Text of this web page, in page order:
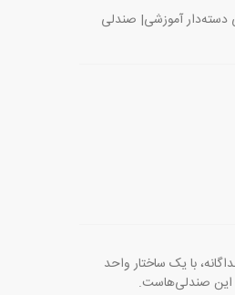
| صندلی دسته‌دار آموزشی| صندلی
با یک ساختار واحد
این صندلی‌هاست.